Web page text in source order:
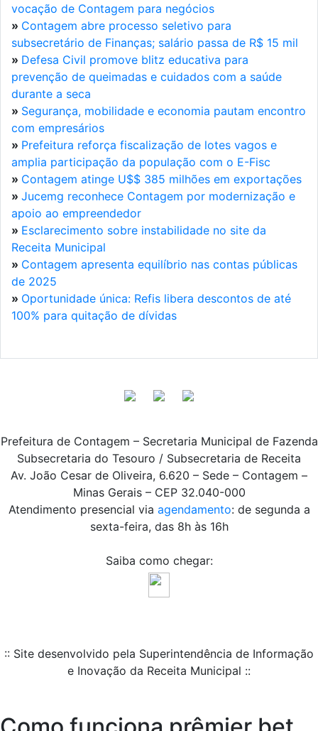
vocação de Contagem para negócios
» Contagem abre processo seletivo para
subsecretário de Finanças; salário passa de R$ 15 mil
» Defesa Civil promove blitz educativa para
prevenção de queimadas e cuidados com a saúde
durante a seca
» Segurança, mobilidade e economia pautam encontro
com empresários
» Prefeitura reforça fiscalização de lotes vagos e
amplia participação da população com o E-Fisc
» Contagem atinge U$$ 385 milhões em exportações
» Jucemg reconhece Contagem por modernização e
apoio ao empreendedor
» Esclarecimento sobre instabilidade no site da
Receita Municipal
» Contagem apresenta equilíbrio nas contas públicas
de 2025
» Oportunidade única: Refis libera descontos de até
100% para quitação de dívidas
Prefeitura de Contagem – Secretaria Municipal de Fazenda
Subsecretaria do Tesouro / Subsecretaria de Receita
Av. João Cesar de Oliveira, 6.620 – Sede – Contagem –
Minas Gerais – CEP 32.040-000
Atendimento presencial via agendamento: de segunda a
sexta-feira, das 8h às 16h
Saiba como chegar:
:: Site desenvolvido pela Superintendência de Informação
e Inovação da Receita Municipal ::